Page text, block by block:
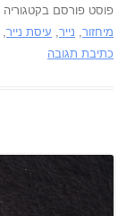
פוסט פורסם בקטגוריה
מיחזור, נייר, עיסת נייר,
כתיבת תגובה